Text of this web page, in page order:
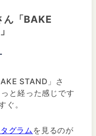
ん「BAKE
STAND」さ
と経った感じです
ぐ。
グラム を見るのが